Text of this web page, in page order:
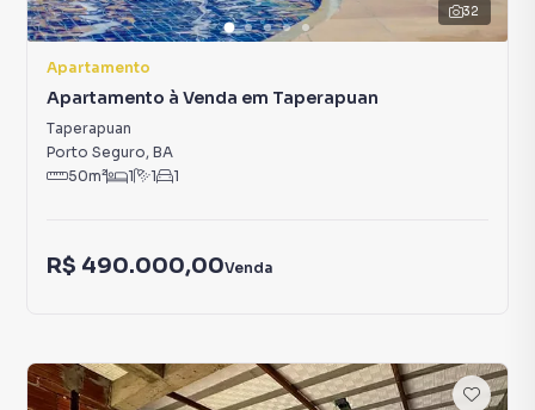
32
Apartamento
Apartamento à Venda em Taperapuan
Taperapuan
Porto Seguro, BA
50m² 1 1 1
R$ 490.000,00Venda